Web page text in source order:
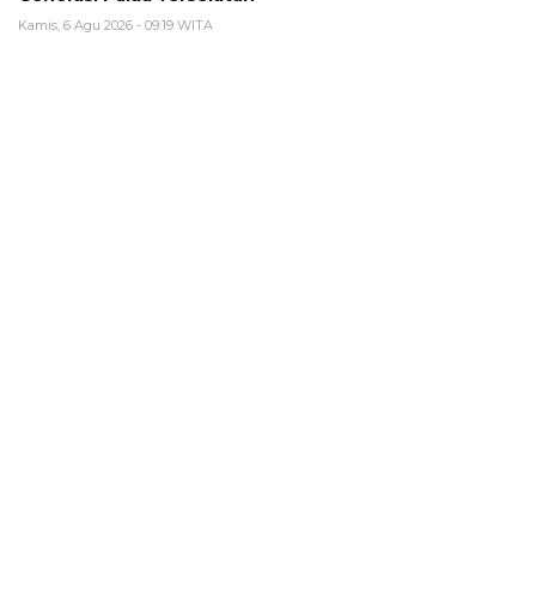
Kamis, 6 Agu 2026 - 09:19 WITA